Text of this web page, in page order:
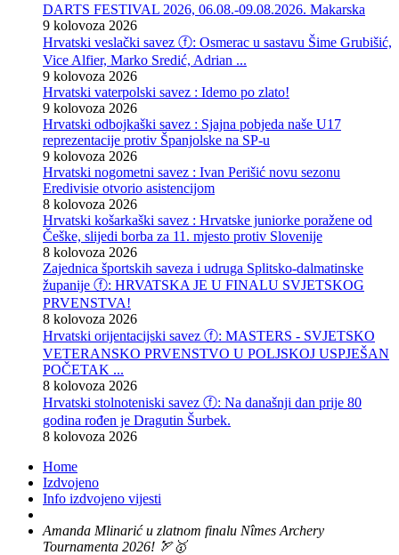
DARTS FESTIVAL 2026, 06.08.-09.08.2026. Makarska
9 kolovoza 2026
Hrvatski veslački savez ⓕ: Osmerac u sastavu Šime Grubišić,
Vice Alfier, Marko Sredić, Adrian ...
9 kolovoza 2026
Hrvatski vaterpolski savez : Idemo po zlato!
9 kolovoza 2026
Hrvatski odbojkaški savez : Sjajna pobjeda naše U17
reprezentacije protiv Španjolske na SP-u
9 kolovoza 2026
Hrvatski nogometni savez : Ivan Perišić novu sezonu
Eredivisie otvorio asistencijom
8 kolovoza 2026
Hrvatski košarkaški savez : Hrvatske juniorke poražene od
Češke, slijedi borba za 11. mjesto protiv Slovenije
8 kolovoza 2026
Zajednica športskih saveza i udruga Splitsko-dalmatinske
županije ⓕ: HRVATSKA JE U FINALU SVJETSKOG
PRVENSTVA!
8 kolovoza 2026
Hrvatski orijentacijski savez ⓕ: MASTERS - SVJETSKO
VETERANSKO PRVENSTVO U POLJSKOJ USPJEŠAN
POČETAK ...
8 kolovoza 2026
Hrvatski stolnoteniski savez ⓕ: Na današnji dan prije 80
godina rođen je Dragutin Šurbek.
8 kolovoza 2026
Home
Izdvojeno
Info izdvojeno vijesti
Amanda Mlinarić u zlatnom finalu Nîmes Archery
Tournamenta 2026! 🏹🥇